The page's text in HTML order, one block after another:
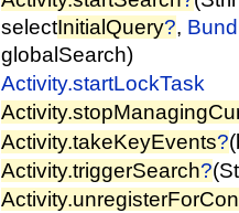
selectInitialQuery?,
globalSearch)
Activity.startLockTask
Activity.takeKeyEvents?
Activity.triggerSearch?